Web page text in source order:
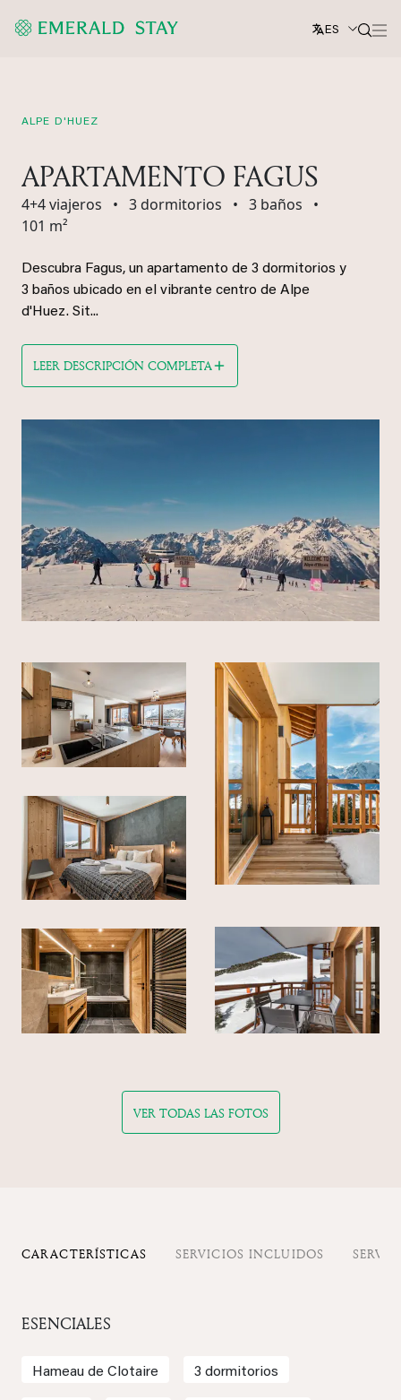
ES
ALPE D'HUEZ
APARTAMENTO FAGUS
4+4 viajeros • 3 dormitorios • 3 baños
•
101 m²
Descubra Fagus, un apartamento de 3 dormitorios y
3 baños ubicado en el vibrante centro de Alpe
d'Huez. Sit...
LEER DESCRIPCIÓN COMPLETA
VER TODAS LAS FOTOS
CARACTERÍSTICAS SERVICIOS INCLUIDOS
ESENCIALES
Hameau de Clotaire 3 dormitorios